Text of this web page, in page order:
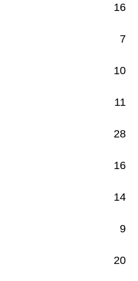
16
7
10
11
28
16
14
9
20